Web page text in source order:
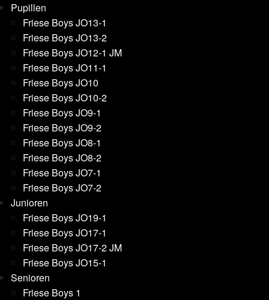
Pupillen
Friese Boys JO13-1
Friese Boys JO13-2
Friese Boys JO12-1 JM
Friese Boys JO11-1
Friese Boys JO10
Friese Boys JO10-2
Friese Boys JO9-1
Friese Boys JO9-2
Friese Boys JO8-1
Friese Boys JO8-2
Friese Boys JO7-1
Friese Boys JO7-2
Junioren
Friese Boys JO19-1
Friese Boys JO17-1
Friese Boys JO17-2 JM
Friese Boys JO15-1
Senioren
Friese Boys 1